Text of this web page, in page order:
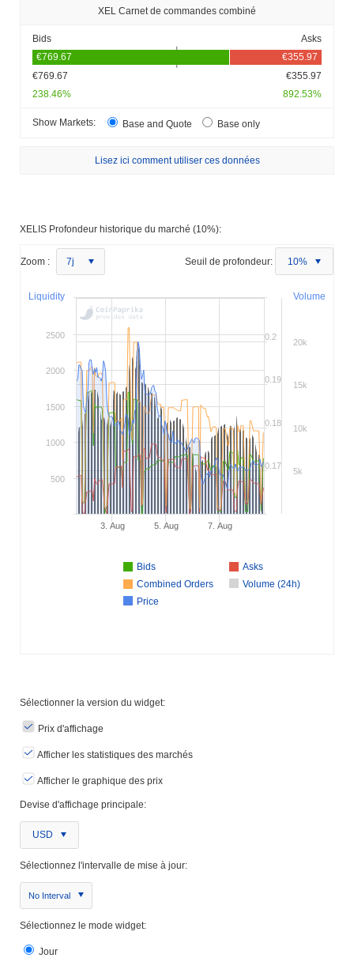
XEL Carnet de commandes combiné
Bids Asks
€769.67
€355.97
238.46%
892.53%
Show Markets: Base and Quote Base only
Lisez ici comment utiliser ces données
XELIS Profondeur historique du marché (10%):
Zoom : 7j Seuil de profondeur: 10%
Volume
Liquidity
Bids
Asks
Combined Orders
Volume (24h)
Price
3. Aug 5. Aug 7. Aug
0.17
0.18
0.19
0.2
5k
10k
15k
20k
500
1000
1500
2000
2500
Sélectionner la version du widget:
Prix ​​d'affichage
Afficher les statistiques des marchés
Afficher le graphique des prix
Devise d'affichage principale:
USD
Sélectionnez l'intervalle de mise à jour:
No Interval
Sélectionnez le mode widget:
Jour